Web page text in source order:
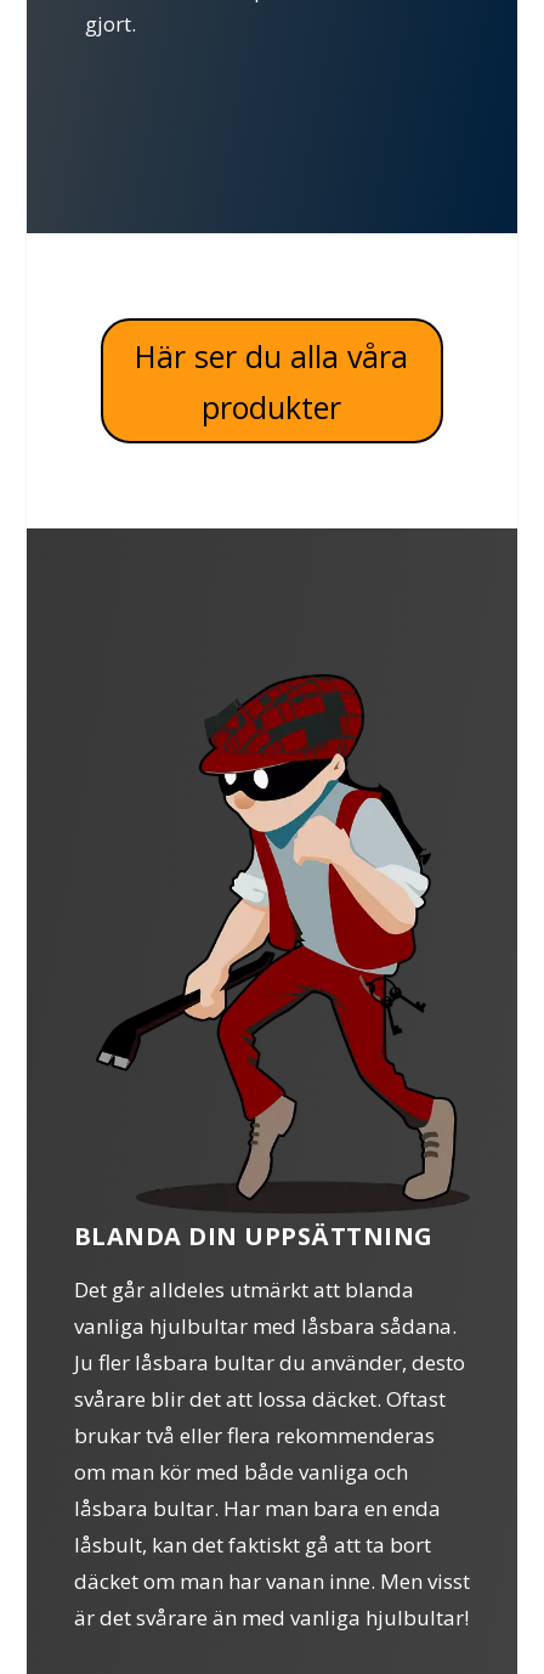
gjort.
Här ser du alla våra
produkter
BLANDA DIN UPPSÄTTNING
Det går alldeles utmärkt att blanda
vanliga hjulbultar med låsbara sådana.
Ju fler låsbara bultar du använder, desto
svårare blir det att lossa däcket. Oftast
brukar två eller flera rekommenderas
om man kör med både vanliga och
låsbara bultar. Har man bara en enda
låsbult, kan det faktiskt gå att ta bort
däcket om man har vanan inne. Men visst
är det svårare än med vanliga hjulbultar!